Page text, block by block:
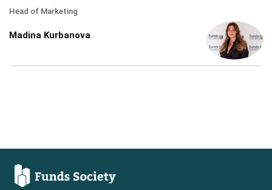
Head of Marketing
Madina Kurbanova